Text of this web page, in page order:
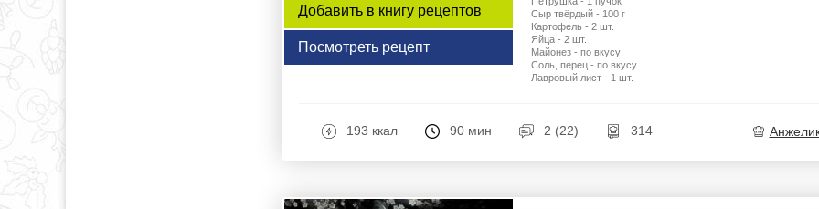
Добавить в книгу рецептов
Посмотреть рецепт
Сыр твёрдый - 100 г
Картофель - 2 шт.
Яйца - 2 шт.
Майонез - по вкусу
Соль, перец - по вкусу
Лавровый лист - 1 шт.
193 ккал 90 мин 2 (22) 314